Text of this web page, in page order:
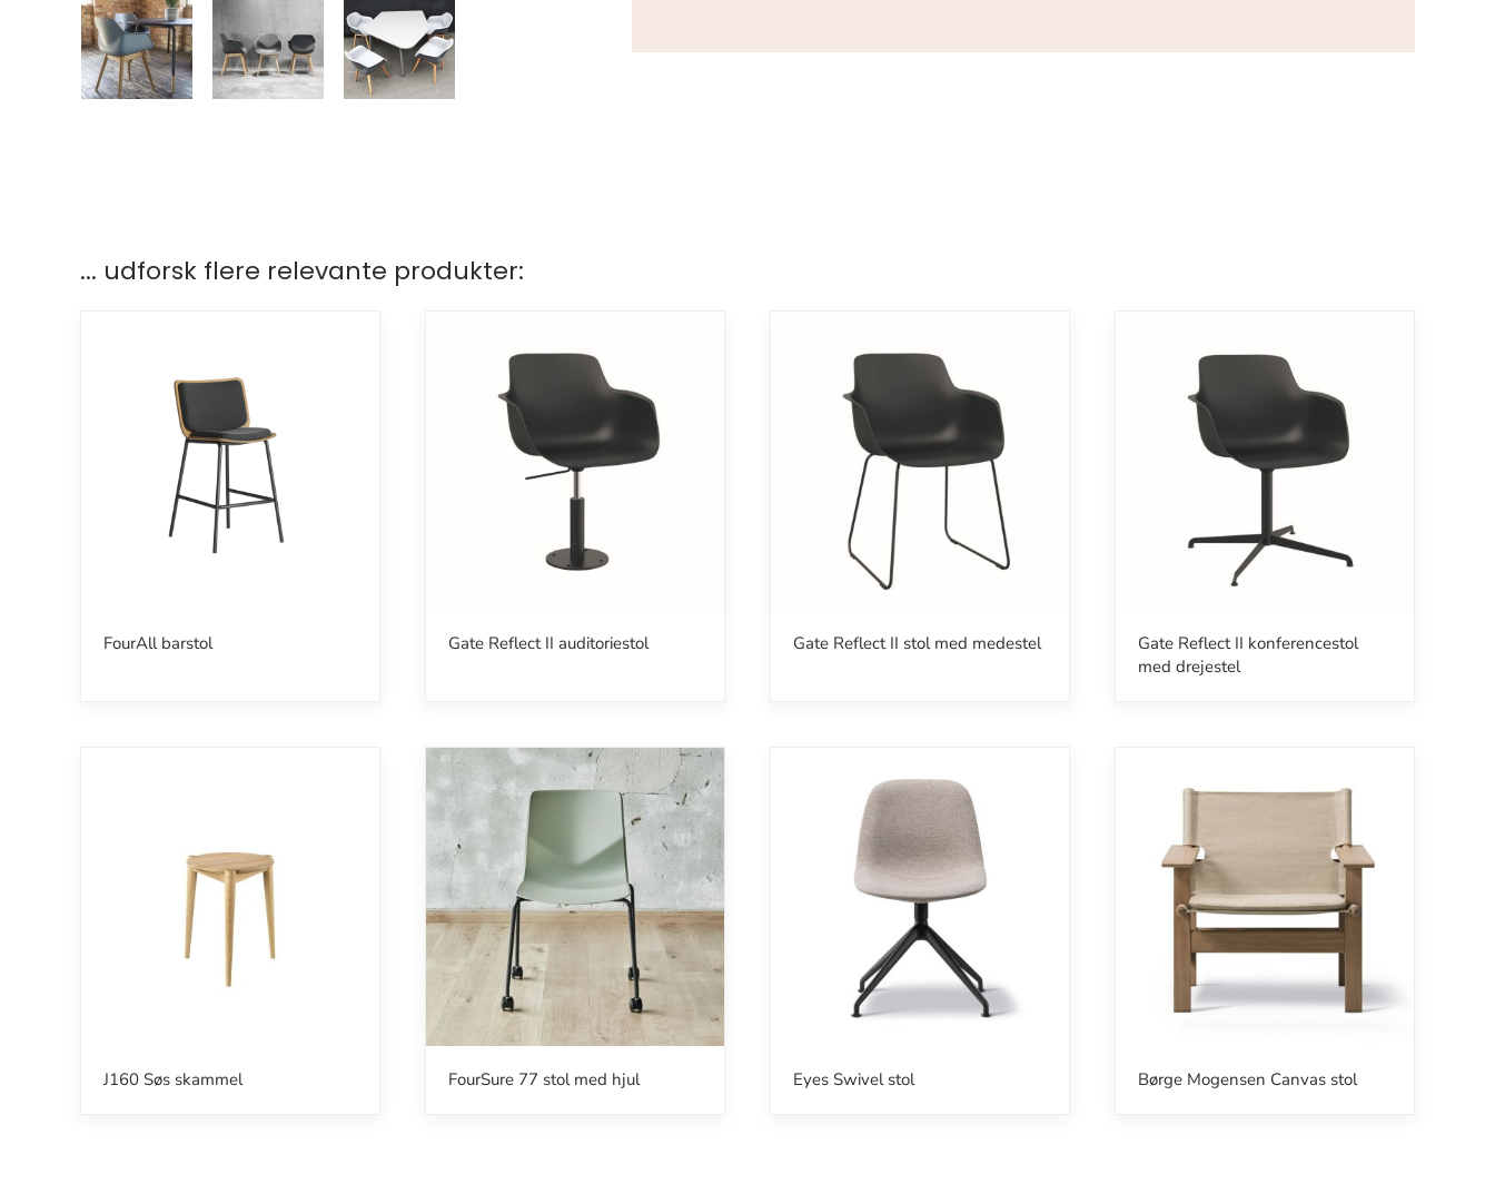
... udforsk flere relevante produkter:
FourAll barstol Gate Reflect II auditoriestol Gate Reflect II stol med medestel
Gate Reflect II konferencestol
med drejestel
J160 Søs skammel FourSure 77 stol med hjul Eyes Swivel stol Børge Mogensen Canvas stol